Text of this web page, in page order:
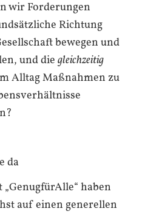
wir Forderungen
Richtung
bewegen und
und die gleichzeitig
Alltag Maßnahmen zu
da
haben
auf einen generellen